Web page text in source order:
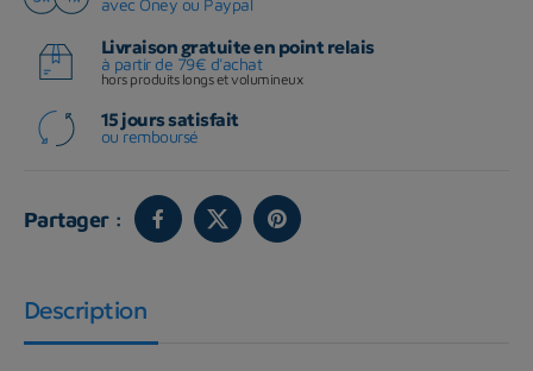
avec Oney ou Paypal
Livraison gratuite en point relais
à partir de 79€ d'achat
hors produits longs et volumineux
15 jours satisfait
ou remboursé
Partager :
Description